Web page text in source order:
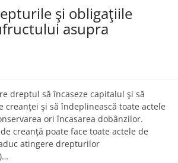
şi obligaţiile
asupra
dreptul să încaseze capitalul şi să
creanţei şi să îndeplinească toate actele
ori încasarea dobânzilor.
creanţă poate face toate actele de
atingere drepturilor